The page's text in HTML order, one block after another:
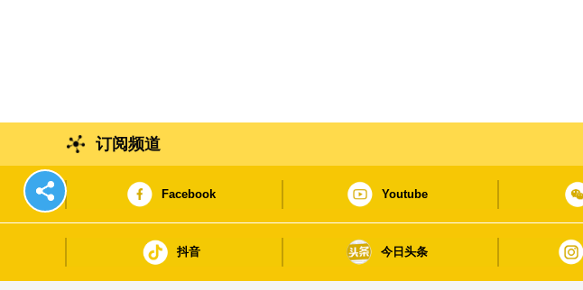
订阅频道
Facebook Youtube
抖音 今日头条